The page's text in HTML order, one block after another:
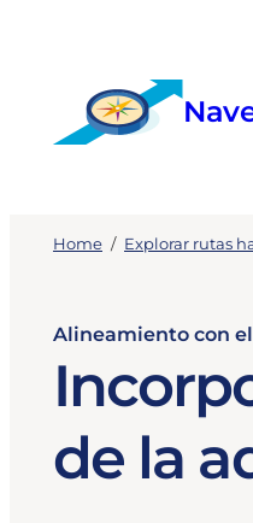
Home / Explorar rutas
Alineamiento con
de la